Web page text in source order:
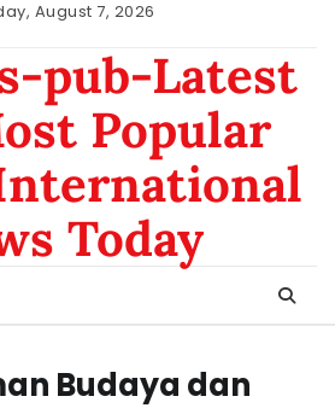
August 7, 2026
hksgp
pub-Latest
Popular
Today
Budaya dan